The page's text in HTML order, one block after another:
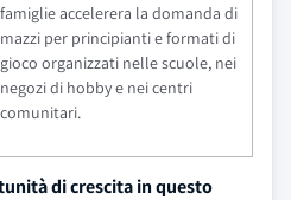
famiglie accelerera la domanda di
mazzi per principianti e formati di
gioco organizzati nelle scuole, nei
negozi di hobby e nei centri
comunitari.
di crescita in questo